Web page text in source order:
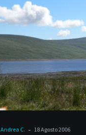
Home
da
Andrea C. - 18 Agosto 2006